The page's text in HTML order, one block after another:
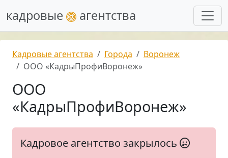
кадровые агентства
Кадровые агентства Города
Воронеж
ООО «КадрыПрофиВоронеж»
ООО
«КадрыПрофиВоронеж»
Кадровое агентство закрылось